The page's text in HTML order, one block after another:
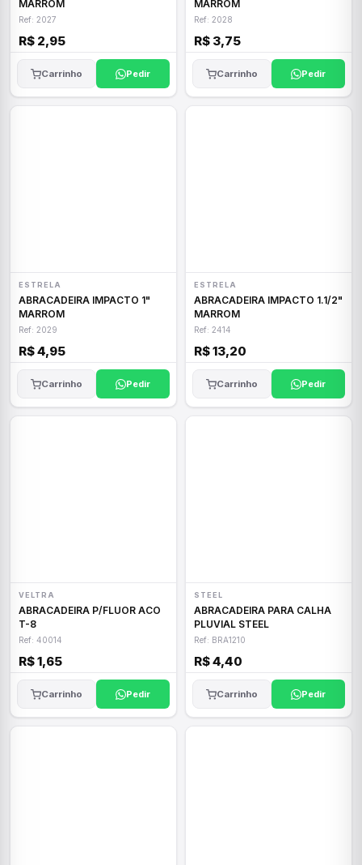
MARROM
Ref: 2027
R$ 2,95
Carrinho Pedir
MARROM
Ref: 2028
R$ 3,75
Carrinho Pedir
ESTRELA
ABRACADEIRA IMPACTO 1"
MARROM
Ref: 2029
R$ 4,95
Carrinho Pedir
ESTRELA
ABRACADEIRA IMPACTO 1.1/2"
MARROM
Ref: 2414
R$ 13,20
Carrinho Pedir
VELTRA
ABRACADEIRA P/FLUOR ACO
T-8
Ref: 40014
R$ 1,65
Carrinho Pedir
STEEL
ABRACADEIRA PARA CALHA
PLUVIAL STEEL
Ref: BRA1210
R$ 4,40
Carrinho Pedir